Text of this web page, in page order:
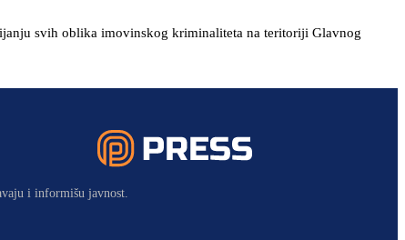
svih oblika imovinskog kriminaliteta na teritoriji Glavnog
i informišu javnost.